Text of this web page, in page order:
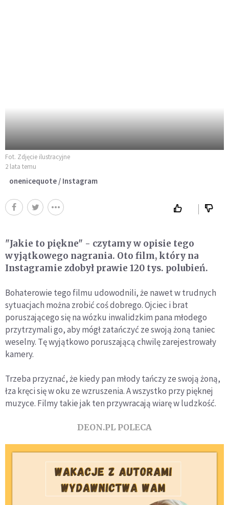
Fot. Zdjęcie ilustracyjne
2 lata temu
onenicequote / Instagram
"Jakie to piękne" - czytamy w opisie tego
wyjątkowego nagrania. Oto film, który na
Instagramie zdobył prawie 120 tys. polubień.
Bohaterowie tego filmu udowodnili, że nawet w trudnych
sytuacjach można zrobić coś dobrego. Ojciec i brat
poruszającego się na wózku inwalidzkim pana młodego
przytrzymali go, aby mógł zatańczyć ze swoją żoną taniec
weselny. Tę wyjątkowo poruszającą chwilę zarejestrowały
kamery.
Trzeba przyznać, że kiedy pan młody tańczy ze swoją żoną,
łza kręci się w oku ze wzruszenia. A wszystko przy pięknej
muzyce. Filmy takie jak ten przywracają wiarę w ludzkość.
DEON.PL POLECA